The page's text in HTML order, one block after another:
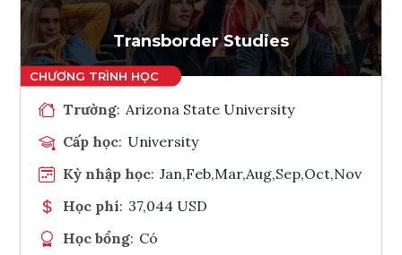
Tham vấn Interlink
Transborder Studies
Trường: Arizona State University
Cấp học: University
Kỳ nhập học: Jan,Feb,Mar,Aug,Sep,Oct,Nov
Học phí: 37,044 USD
Học bổng: Có